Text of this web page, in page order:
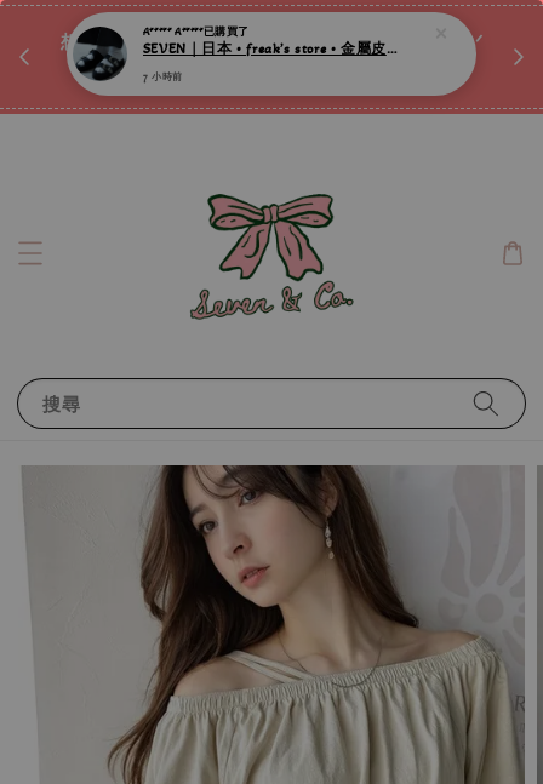
想訂製屬於自己的『水晶手鍊』嗎ꕀ♡ 私訊我們.ᐟ.ᐟ
📣Instagram 這邊按下去
搜尋
7 小時前